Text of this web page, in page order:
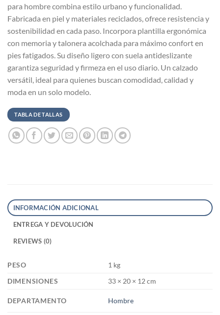
para hombre combina estilo urbano y funcionalidad.
Fabricada en piel y materiales reciclados, ofrece resistencia y
sostenibilidad en cada paso. Incorpora plantilla ergonómica
con memoria y talonera acolchada para máximo confort en
pies fatigados. Su diseño ligero con suela antideslizante
garantiza seguridad y firmeza en el uso diario. Un calzado
versátil, ideal para quienes buscan comodidad, calidad y
moda en un solo modelo.
TABLA DE TALLAS
INFORMACIÓN ADICIONAL
ENTREGA Y DEVOLUCIÓN
REVIEWS (0)
PESO
1 kg
DIMENSIONES
33 × 20 × 12 cm
DEPARTAMENTO Hombre